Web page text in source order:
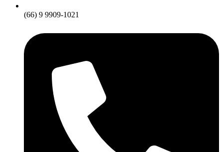
(66) 9 9909-1021